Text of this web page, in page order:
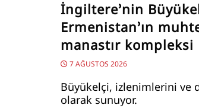
İngiltere’nin
Ermenistan’ın
manastır kompleksi
7 AĞUSTOS 2026
Büyükelçi, izlenimlerini ve
olarak sunuyor.